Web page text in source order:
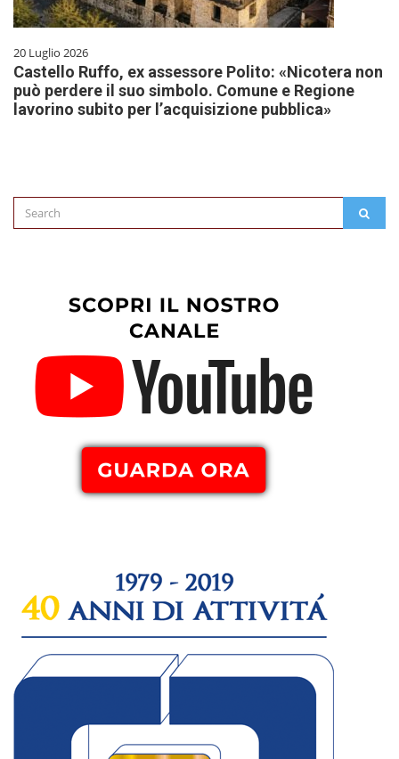
20 Luglio 2026
Castello Ruffo, ex assessore Polito: «Nicotera non
può perdere il suo simbolo. Comune e Regione
lavorino subito per l’acquisizione pubblica»
Search
for: